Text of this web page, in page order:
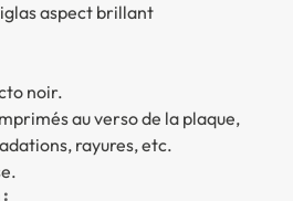
aspect brillant
noir.
au verso de la plaque,
rayures, etc.